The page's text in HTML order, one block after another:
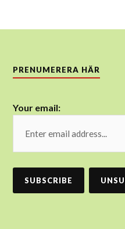
PRENUMERERA HÄR
Your email: